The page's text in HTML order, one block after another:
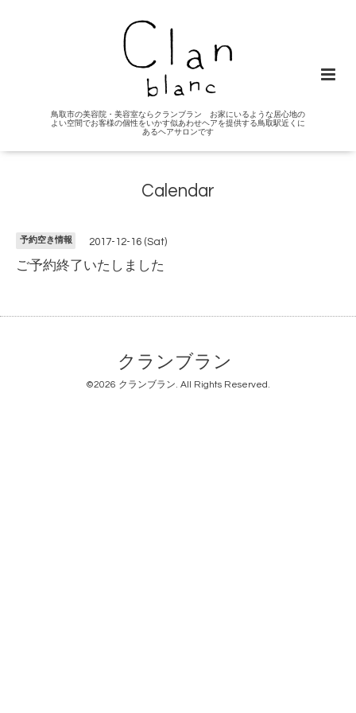
鳥取市の美容院・美容室ならクランブラン お家にいるような居心地の
よい空間でお客様の個性をいかす似あわせヘアを提供する鳥取駅近くに
あるヘアサロンです
Calendar
予約空き情報 2017-12-16 (Sat)
ご予約終了いたしました
クランブラン
©2026 クランブラン. All Rights Reserved.